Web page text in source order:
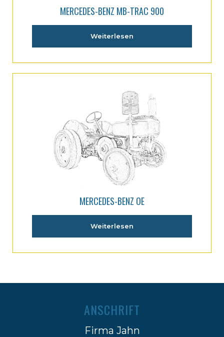
MERCEDES-BENZ MB-TRAC 900
Weiterlesen
MERCEDES-BENZ OE
Weiterlesen
ANSCHRIFT
Firma Jahn